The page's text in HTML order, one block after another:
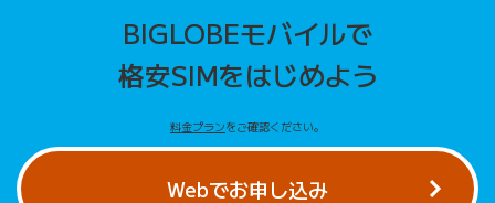
BIGLOBEモバイルで
格安SIMをはじめよう
料金プランをご確認ください。
Webでお申し込み